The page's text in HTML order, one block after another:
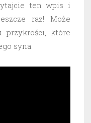
ten wpis i
raz! Może
które
syna.